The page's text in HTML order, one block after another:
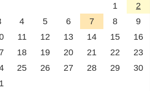
1
2
4 5 6 7 8
9
11 12 13 14 15
16
18 19 20 21 22
23
25 26 27 28 29
30